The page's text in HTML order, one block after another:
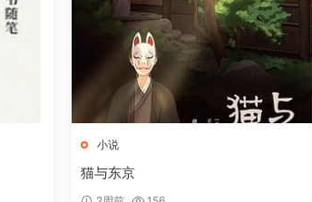
小说
猫与东京